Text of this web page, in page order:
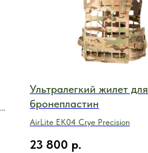
Ультралегкий жилет для
бронепластин
AirLite EK04 Crye Precision
23 800 р.